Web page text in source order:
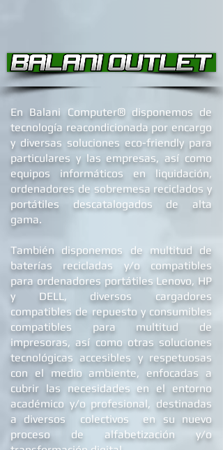
En Balani Computer®disponemos de
tecnología reacondicionada por encargo
y diversas soluciones eco-friendly para
particulares y las empresas, así como
equipos informáticos en liquidación,
ordenadores desobremesa recicladosy
portátiles descatalogados de alta
También disponemos de multitud de
baterías recicladas y/o compatibles
para ordenadores portátiles Lenovo, HP
y DELL, diversos cargadores
compatibles de repuest
o y consumibles
compatibles para multitud de
impresoras, así como otras soluciones
tecnológicas accesibles y respetuosas
con el medio ambiente, enfocadas a
cubrir las necesidades en el entorno
académico y/o profesional, destinadas
a diversos colectivos en su nuevo